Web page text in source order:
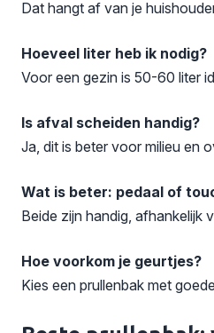
Dat hangt af van je
Hoeveel liter heb ik nodig?
Voor een gezin is 50-60 liter
Is afval scheiden handig?
Ja, dit is beter voor milieu en
Wat is beter: pedaal of
Beide zijn handig, afhankelijk
Hoe voorkom je geurtjes?
Kies een prullenbak met